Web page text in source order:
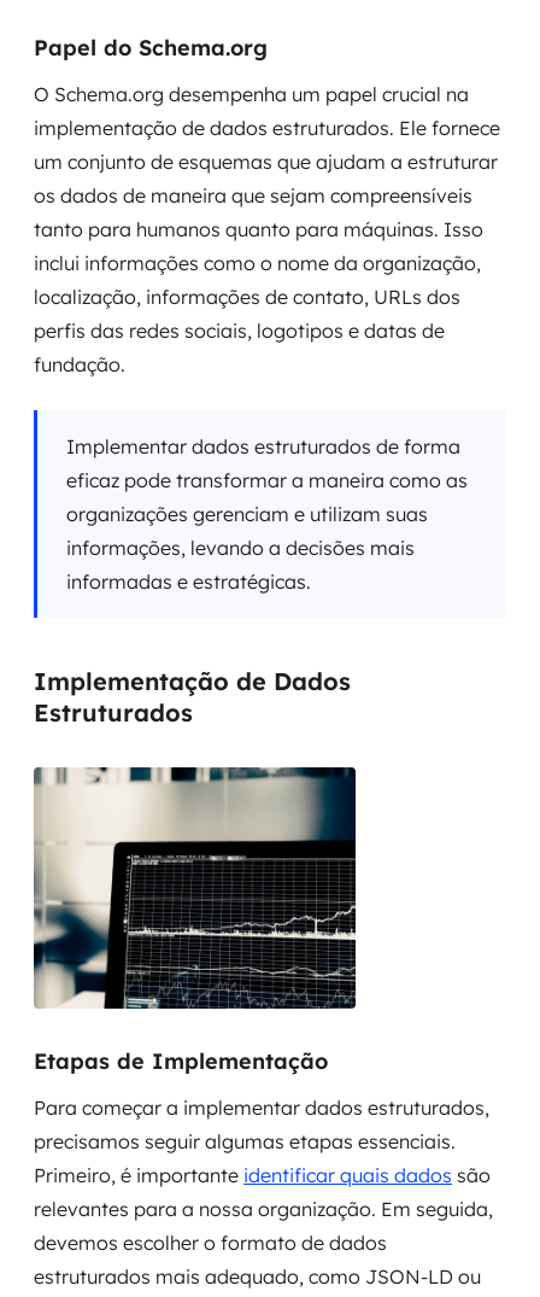
Papel do Schema.org
O Schema.org desempenha um papel crucial na
implementação de dados estruturados. Ele fornece
um conjunto de esquemas que ajudam a estruturar
os dados de maneira que sejam compreensíveis
tanto para humanos quanto para máquinas. Isso
inclui informações como o nome da organização,
localização, informações de contato, URLs dos
perfis das redes sociais, logotipos e datas de
fundação.
Implementar dados estruturados de forma
eficaz pode transformar a maneira como as
organizações gerenciam e utilizam suas
informações, levando a decisões mais
informadas e estratégicas.
Implementação de Dados
Estruturados
Etapas de Implementação
Para começar a implementar dados estruturados,
precisamos seguir algumas etapas essenciais.
Primeiro, é importante identificar quais dados são
relevantes para a nossa organização. Em seguida,
devemos escolher o formato de dados
estruturados mais adequado, como JSON-LD ou